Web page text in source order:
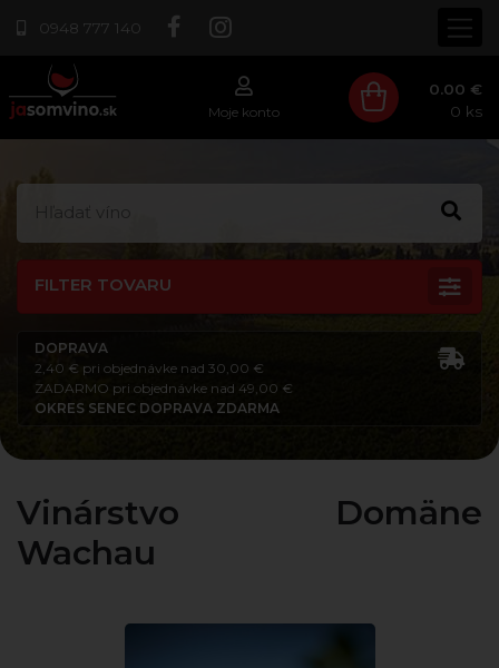
0948 777 140
Moje konto
0.00 €
0 ks
FILTER TOVARU
DOPRAVA
2,40 € pri objednávke nad 30,00 €
ZADARMO pri objednávke nad 49,00 €
OKRES SENEC DOPRAVA ZDARMA
Vinárstvo Domäne
Wachau